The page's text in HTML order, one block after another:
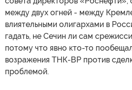
между двух огней - между
влиятельными олигархами в
гадать, не Сечин ли сам
потому что явно кто-то
возражения ТНК-ВР против
проблемой.